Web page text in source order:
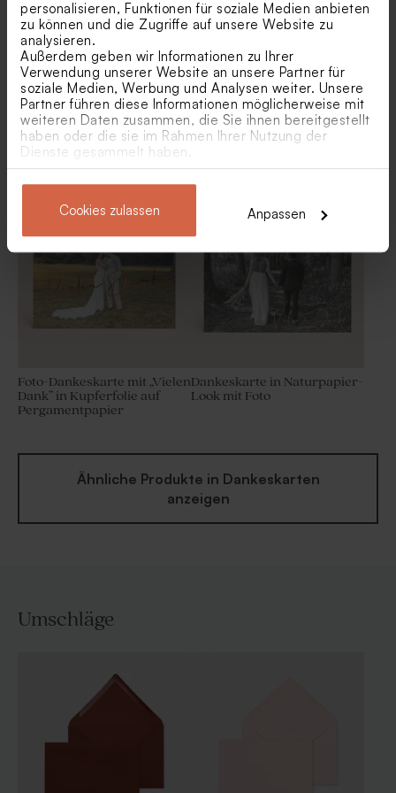
personalisieren, Funktionen für soziale Medien anbieten
zu können und die Zugriffe auf unsere Website zu
analysieren.
Außerdem geben wir Informationen zu Ihrer
Verwendung unserer Website an unsere Partner für
soziale Medien, Werbung und Analysen weiter. Unsere
Partner führen diese Informationen möglicherweise mit
weiteren Daten zusammen, die Sie ihnen bereitgestellt
haben oder die sie im Rahmen Ihrer Nutzung der
Dienste gesammelt haben.
Cookies zulassen Anpassen
Kupferfolie
Tischkarte "Enjoy" in
Rosa Einlegekarte zur
Hochzeit für den
Sektempfang
Bogenförmige Dankeskarte
zur Hochzeit mit blau
Kranz | Greenery Design
Foto-Dankeskarte mit „Vielen
Dank” in Kupferfolie auf
Pergamentpapier
Dankeskarte in Naturpapier-
Look mit Foto
Ähnliche Produkte in Dankeskarten
anzeigen
Umschläge